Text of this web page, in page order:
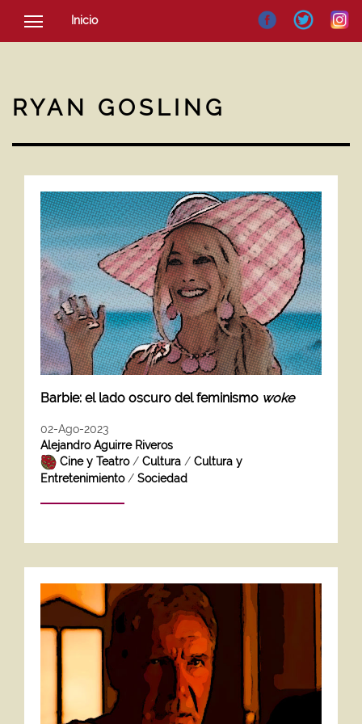
Inicio
SOCIEDAD
NOTICIAS
RYAN GOSLING
Barbie: el lado oscuro del feminismo woke
02-Ago-2023
Alejandro Aguirre Riveros
Cine y Teatro/ Cultura / Cultura y
Entretenimiento/ Sociedad